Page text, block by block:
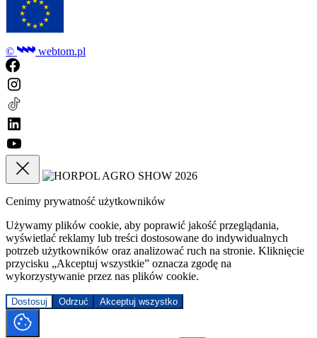
© webtom.pl
Cenimy prywatność użytkowników
Używamy plików cookie, aby poprawić jakość przeglądania,
wyświetlać reklamy lub treści dostosowane do indywidualnych
potrzeb użytkowników oraz analizować ruch na stronie. Kliknięcie
przycisku „Akceptuj wszystkie” oznacza zgodę na
wykorzystywanie przez nas plików cookie.
Dostosuj Odrzuć Akceptuj wszystko